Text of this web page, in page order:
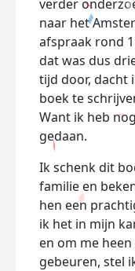
verder
naar het
afspraak rond
dat was dus
tijd door, dacht
boek te
Want ik heb
gedaan.
Ik schenk dit
familie en
hen een
ik het in mijn
en om me
gebeuren, stel